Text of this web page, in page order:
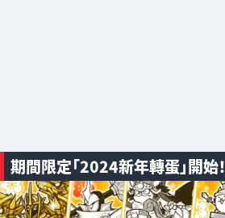
期間限定「2024新年轉蛋」開始！